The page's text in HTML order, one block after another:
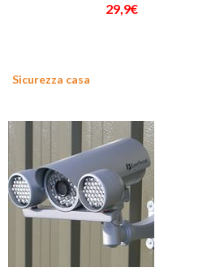
29,9€
Sicurezza casa